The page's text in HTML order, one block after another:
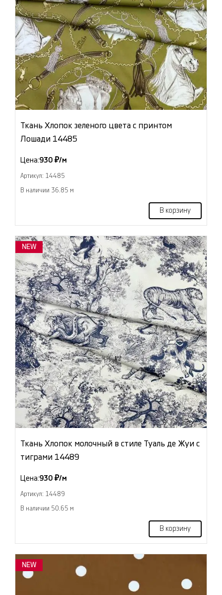
Ткань Хлопок зеленого цвета с принтом
Лошади 14485
Цена:930 ₽/м
Артикул: 14485
В наличии 36.85 м
В корзину
NEW
Ткань Хлопок молочный в стиле Туаль де Жуи с
тиграми 14489
Цена:930 ₽/м
Артикул: 14489
В наличии 50.65 м
В корзину
NEW